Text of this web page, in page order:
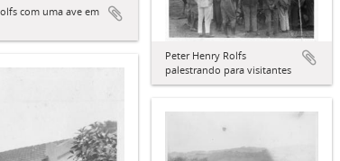
com uma ave em
Peter Henry Rolfs
palestrando para visitantes